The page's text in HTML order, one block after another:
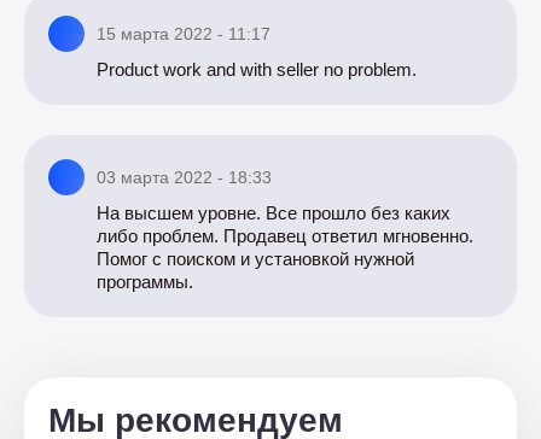
15 марта 2022 - 11:17
Product work and with seller no problem.
03 марта 2022 - 18:33
На высшем уровне. Все прошло без каких
либо проблем. Продавец ответил мгновенно.
Помог с поиском и установкой нужной
программы.
Мы рекомендуем